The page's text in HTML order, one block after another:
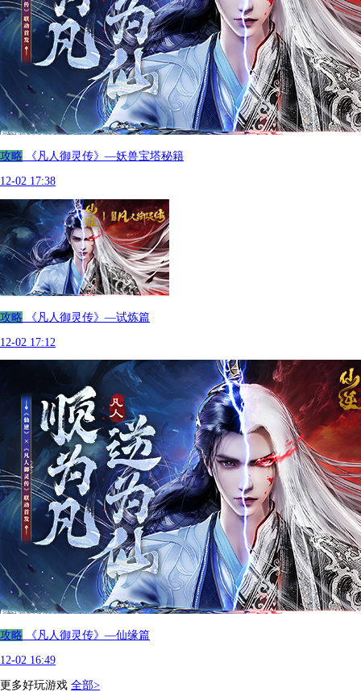
攻略 《凡人御灵传》—妖兽宝塔秘籍
12-02 17:38
攻略 《凡人御灵传》—试炼篇
12-02 17:12
攻略 《凡人御灵传》—仙缘篇
12-02 16:49
更多好玩游戏 全部>